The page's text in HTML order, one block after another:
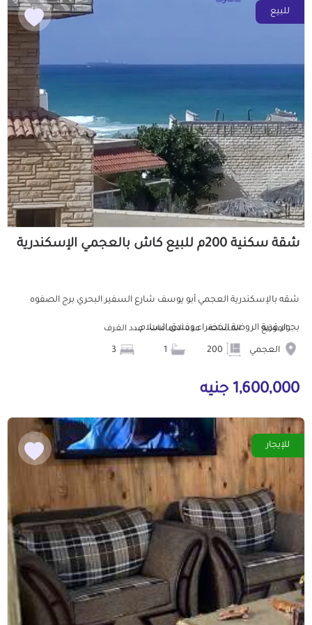
للبيع
شقة سكنية 200م للبيع كاش بالعجمي الإسكندرية
شقه بالإسكندرية العجمي أبو يوسف شارع السفير البحري برج الصفوه
بجوار قرية الروضة الخضراء وفندق السلام...
الموقع
العجمي
المساحة عدد الحمامات عدد الغرف
1,600,000 جنيه
للإيجار